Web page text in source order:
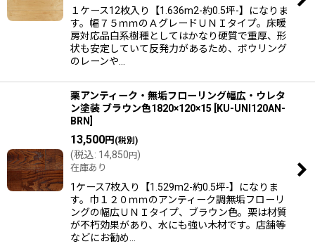
１ケース12枚入り【1.636m2-約0.5坪-】になりま
す。幅７５ｍｍのＡグレードＵＮＩタイプ。床暖
房対応品白系樹種としてはかなり硬質で重厚、形
状も安定していて反発力があるため、ボウリング
のレーンや…
栗アンティーク・無垢フローリング幅広・ウレタ
ン塗装 ブラウン色1820×120×15
KU-UNI120AN-
BRN
13,500円 (税別)
(税込: 14,850円)
在庫あり
1ケース7枚入り【1.529m2-約0.5坪-】になりま
す。巾１２０ｍｍのアンティーク調無垢フローリ
ングの幅広ＵＮＩタイプ、ブラウン色。栗は材質
が不朽効果があり、水にも強い木材です。店舗等
などにお勧め…